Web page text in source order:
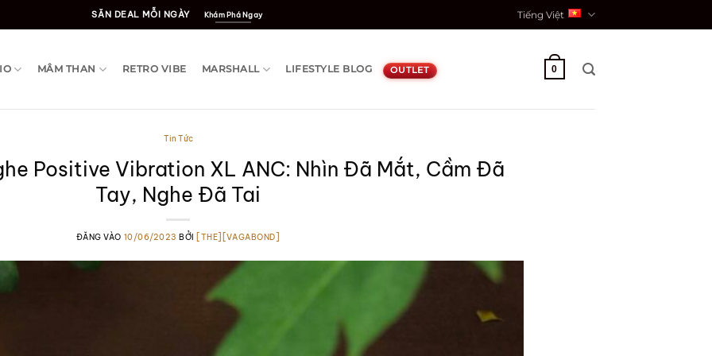
SĂN DEAL MỖI NGÀY Khám Phá Ngay Tiếng Việt
MÂM THAN RETRO VIBE MARSHALL LIFESTYLE BLOG OUTLET 0
Tin Tức
Positive Vibration XL ANC: Nhìn Đã Mắt, Cầm Đã
Tay, Nghe Đã Tai
ĐĂNG VÀO 10/06/2023 BỞI [THE][VAGABOND]